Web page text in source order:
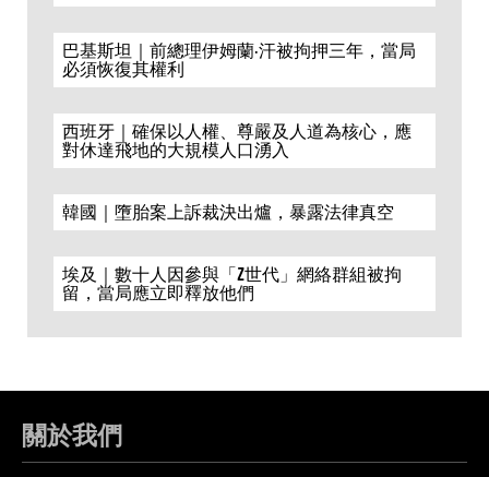
巴基斯坦｜前總理伊姆蘭·汗被拘押三年，當局
必須恢復其權利
西班牙｜確保以人權、尊嚴及人道為核心，應
對休達飛地的大規模人口湧入
韓國｜墮胎案上訴裁決出爐，暴露法律真空
埃及｜數十人因參與「Z世代」網絡群組被拘
留，當局應立即釋放他們
關於我們